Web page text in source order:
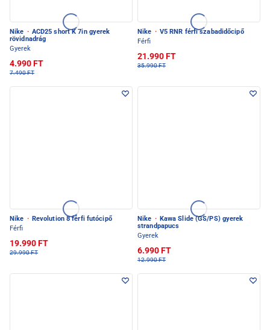
Nike · ACD25 short K 7in gyerek
rövidnadrág
Gyerek
4.990 FT
7.490 FT
Nike · V5 RNR férfi szabadidőcipő
Férfi
21.990 FT
35.990 FT
Nike · Revolution 8 férfi futócipő
Férfi
19.990 FT
29.990 FT
Nike · Kawa Slide (GS/PS) gyerek
strandpapucs
Gyerek
6.990 FT
12.990 FT